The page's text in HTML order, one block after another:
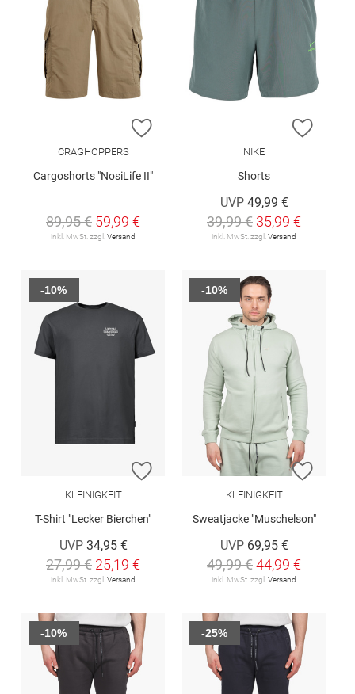
ZUR WUNSCHLISTE HINZUFÜGEN
CRAGHOPPERS
Cargoshorts "NosiLife II"
89,95 € 59,99 €
inkl. MwSt. zzgl. Versand
ZUR
NIKE
Shorts
UVP 49,99 €
39,99 € 35,99 €
inkl. MwSt. zzgl. Versand
ZUR WUNSCHLISTE HINZUFÜGEN
KLEINIGKEIT
T-Shirt "Lecker Bierchen"
UVP 34,95 €
27,99 € 25,19 €
inkl. MwSt. zzgl. Versand
-10%
ZUR
KLEINIGKEIT
Sweatjacke "Muschelson"
UVP 69,95 €
49,99 €44,99 €
inkl. MwSt. zzgl. Versand
-10%
-10% -25%